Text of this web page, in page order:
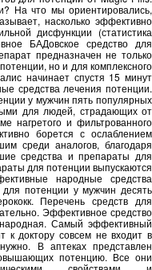
На что мы ориентировались,
насколько эффективно
дисфункции (статистика
БАДовское средство для
предназначен не только
но и для комплексного
начинает спустя 15 минут
средства лечения потенции.
у мужчин пять популярных
для людей, страдающих от
нагретого и фильтрованного
борется с ослаблением
среди аналогов, благодаря
средства и препараты для
для потенции выпускаются
народные средства
потенции у мужчин десять
Перечень средств для
Эффективное средство
Самый эффективный
к доктору совсем не входит в
В аптеках представлен
потенцию. Все они